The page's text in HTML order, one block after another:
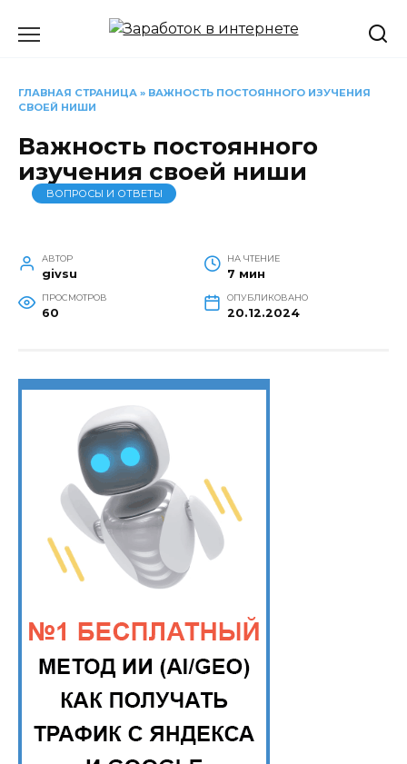
ГЛАВНАЯ СТРАНИЦА » ВАЖНОСТЬ ПОСТОЯННОГО ИЗУЧЕНИЯ
СВОЕЙ НИШИ
Важность постоянного
изучения своей ниши
ВОПРОСЫ И ОТВЕТЫ
АВТОР
givsu
НА ЧТЕНИЕ
7 мин
ПРОСМОТРОВ
60
ОПУБЛИКОВАНО
20.12.2024